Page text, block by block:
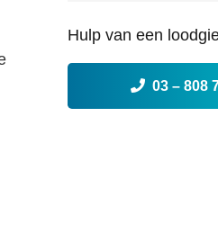
Hulp van een
03 – 808